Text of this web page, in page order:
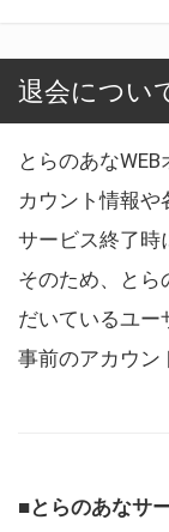
退会につい
とらのあな
カウント情報や
サービス終了時
そのため、とら
だいているユー
事前のアカウン
■とらのあなサ